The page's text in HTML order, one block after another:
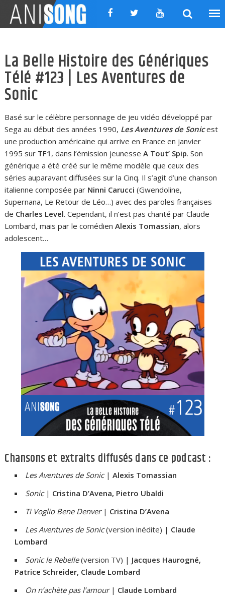
content
La Belle Histoire des Génériques
Télé #123 | Les Aventures de
Sonic
Basé sur le célèbre personnage de jeu vidéo développé par
Sega au début des années 1990, Les Aventures de Sonicest
une production américaine qui arrive en France en janvier
1995 sur TF1 , dans l’émission jeunesseA Tout’ Spip. Son
générique a été créé sur le même modèle que ceux des
séries auparavant diffusées sur la Cinq. Il s’agit d’une chanson
italienne composée par Ninni Carucci (Gwendoline,
Supernana, Le Retour de Léo…) avec des paroles françaises
de Charles Level. Cependant, il n’est pas chanté par Claude
Lombard, mais par le comédienAlexis Tomassian, alors
adolescent…
Chansons et extraits diffusés dans ce podcast :
Les Aventures de Sonic|Alexis Tomassian
Sonic| Cristina D’Avena, Pietro Ubaldi
Ti Voglio Bene Denver| Cristina D’Avena
Les Aventures de Sonic(version inédite) | Claude
Lombard
Sonic le Rebelle(version TV) | Jacques Haurogné,
Patrice Schreider, Claude Lombard
On n’achète pas l’amour| Claude Lombard